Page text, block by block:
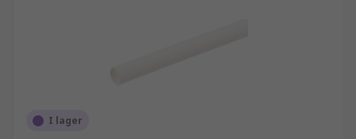
I lager